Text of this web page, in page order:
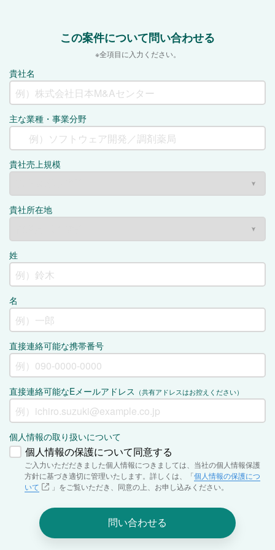
この案件について問い合わせる
※全項目に入力ください。
貴社名
主な業種・事業分野
貴社売上規模
貴社所在地
姓
名
直接連絡可能な携帯番号
直接連絡可能なEメールアドレス （共有アドレスはお控えください）
個人情報の取り扱いについて
個人情報の保護について同意する
ご入力いただだきました個人情報につきましては、当社の個人情報保護
方針に基づき適切に管理いたします。詳しくは、「個人情報の保護につ
いて
」をご覧いただき、同意の上、お申し込みください。
問い合わせる